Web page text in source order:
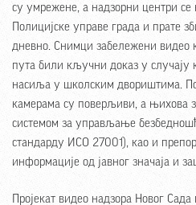
су умрежене, а надзорни центри се
Полицијске управе града и прате
дневно. Снимци забележени видео
пута били кључни доказ у случају
насиља у школским двориштима.
камерама су поверљиви, а њихова
системом за управљање
стандарду ИСО 27001), као и
информације од јавног значаја и
Пројекат видео надзора Новог